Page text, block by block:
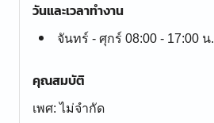
วันและเวลาทำงาน
จันทร์ - ศุกร์ 08:00 - 17:00 น.
คุณสมบัติ
เพศ: ไม่จำกัด